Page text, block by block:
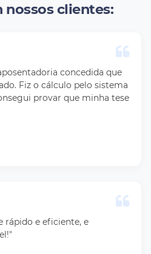
nossos clientes:
concedida que
Fiz o cálculo pelo sistema
provar que minha tese
rápido e eficiente, e